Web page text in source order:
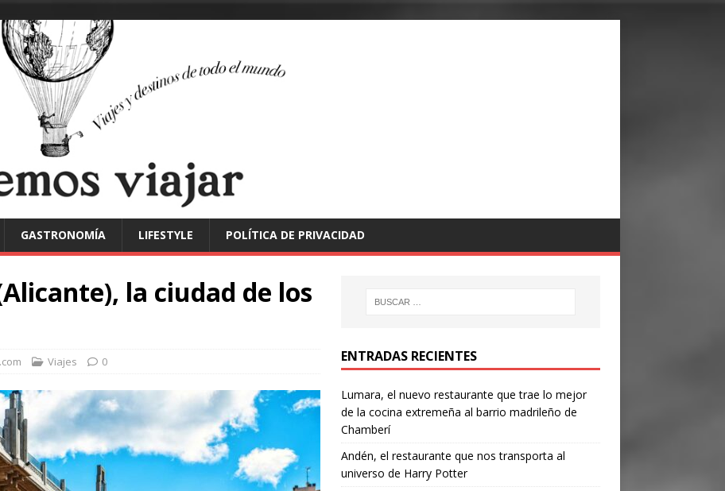
GASTRONOMÍA LIFESTYLE POLÍTICA DE PRIVACIDAD
la ciudad de los
Viajes 0 ENTRADAS RECIENTES
Lumara, el nuevo restaurante que trae lo mejor
de la cocina extremeña al barrio madrileño de
Chamberí
Andén, el restaurante que nos transporta al
universo de Harry Potter